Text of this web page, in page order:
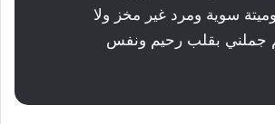
سوية ومرد غير مخز ولا
جملني بقلب رحيم ونفس